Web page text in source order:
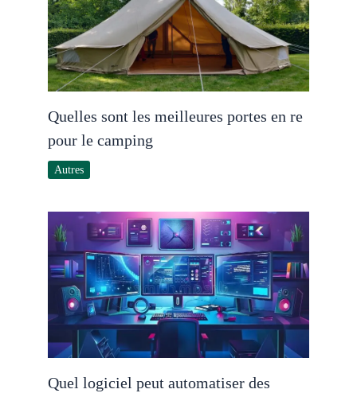
Quelles sont les meilleures portes en re
pour le camping
Autres
Quel logiciel peut automatiser des